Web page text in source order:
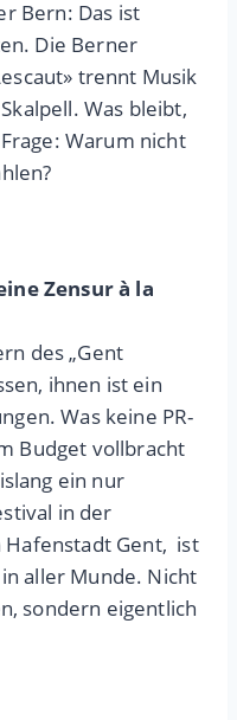
Bern: Das ist
Die Berner
trennt Musik
Was bleibt,
Warum nicht
Zensur à la
des „Gent
ihnen ist ein
Was keine PR-
Budget vollbracht
ein nur
in der
Hafenstadt Gent, ist
aller Munde. Nicht
sondern eigentlich